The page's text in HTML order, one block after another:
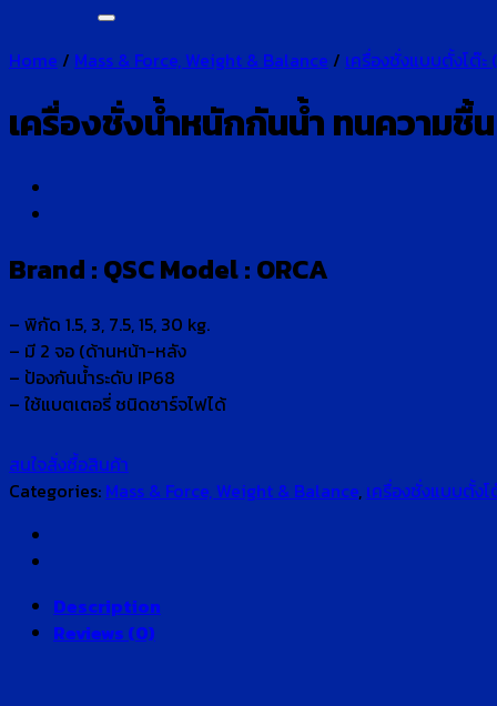
for:
Home / Mass & Force, Weight & Balance / เครื่องชั่งแบบตั้งโต๊ะ
เครื่องชั่งน้ำหนักกันน้ำ ทนความชื้
Brand : QSC Model : ORCA
– พิกัด 1.5, 3, 7.5, 15, 30 kg.
– มี 2 จอ (ด้านหน้า-หลัง
– ป้องกันน้ำระดับ IP68
– ใช้แบตเตอรี่ ชนิดชาร์จไฟได้
สนใจสั่งซื้อสินค้า
Categories: Mass & Force, Weight & Balance, เครื่องชั่งแบบตั้ง
Description
Reviews (0)